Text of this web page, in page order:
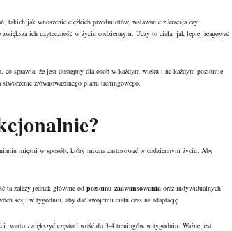
takich jak wnoszenie ciężkich przedmiotów, wstawanie z krzesła czy
ich użyteczność w życiu codziennym. Uczy to ciała, jak lepiej reagować
sprawia, że jest dostępny dla osób w każdym wieku i na każdym poziomie
zrównoważonego planu treningowego.
mięśni w sposób, który można zastosować w codziennym życiu. Aby
ta zależy jednak głównie od poziomu zaawansowania oraz indywidualnych
sesji w tygodniu, aby dać swojemu ciału czas na adaptację.
warto zwiększyć częstotliwość do 3-4 treningów w tygodniu. Ważne jest